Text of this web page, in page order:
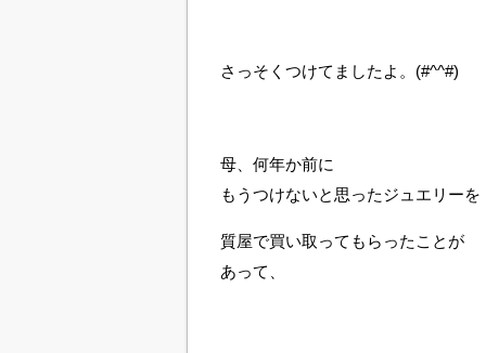
さっそくつけてましたよ。(#^^#)
母、何年か前に
もうつけないと思ったジュエリーを
質屋で買い取ってもらったことが
あって、